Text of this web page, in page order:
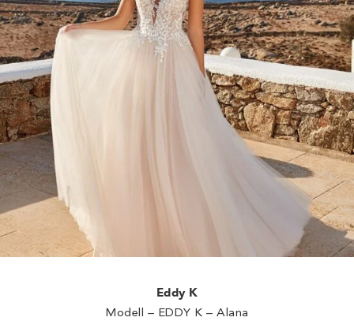
Eddy K
Modell – EDDY K – Alana